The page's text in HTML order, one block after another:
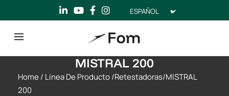
Elegir
un
idioma
MISTRAL 200
Home / Línea De Producto/Retestadoras/MISTRAL
200